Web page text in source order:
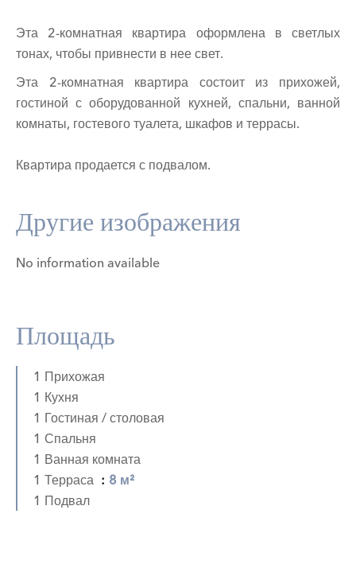
Эта 2-комнатная квартира оформлена в светлых
тонах, чтобы привнести в нее свет.
Эта 2-комнатная квартира состоит из прихожей,
гостиной с оборудованной кухней, спальни, ванной
комнаты, гостевого туалета, шкафов и террасы.
Квартира продается с подвалом.
Другие изображения
No information available
Площадь
1 Прихожая
1 Кухня
1 Гостиная / столовая
1 Спальня
1 Ванная комната
1 Терраса
8 м²
1 Подвал